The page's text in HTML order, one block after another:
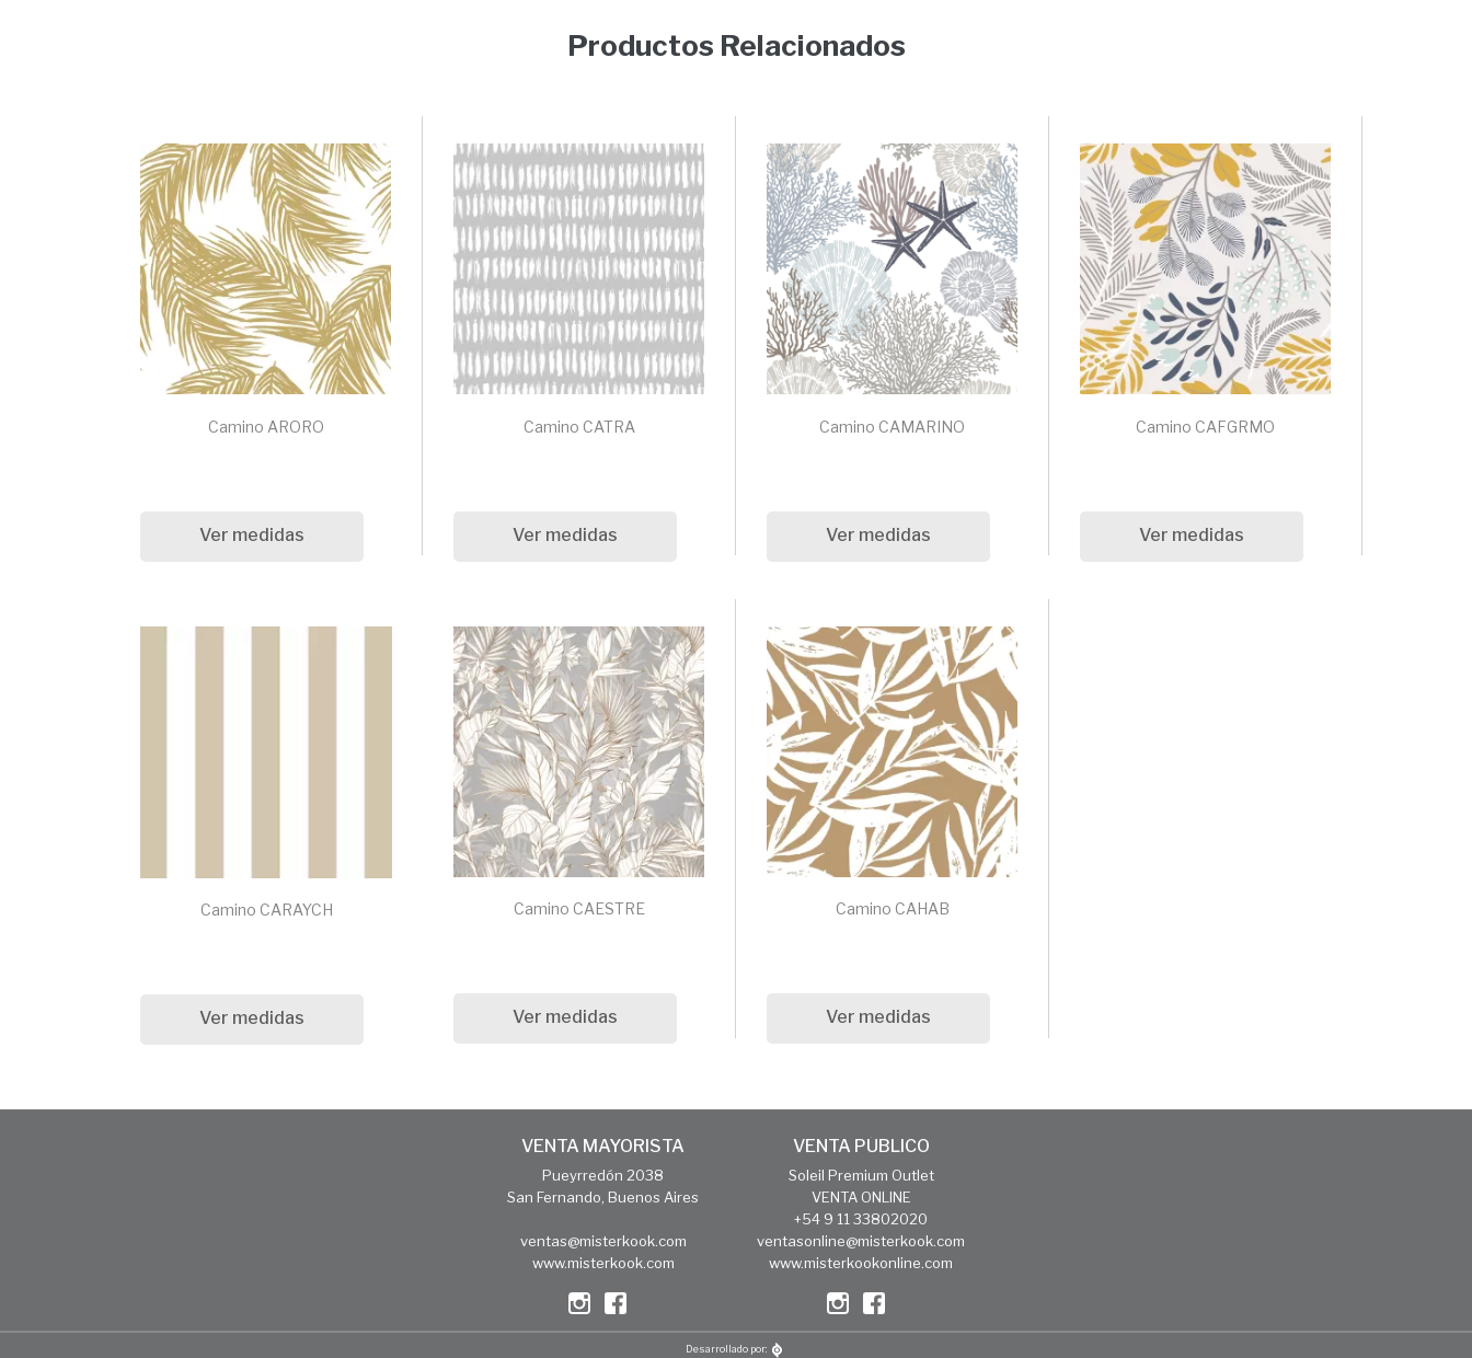
Productos Relacionados
Camino ARORO
Ver medidas
Camino CATRA
Ver medidas
Camino CAMARINO
Ver medidas
Camino CAFGRMO
Ver medidas
Camino CARAYCH
Ver medidas
Camino CAESTRE
Ver medidas
Camino CAHAB
Ver medidas
VENTA MAYORISTA
Pueyrredón 2038
San Fernando, Buenos Aires
ventas@misterkook.com
www.misterkook.com
VENTA PÚBLICO
Soleil Premium Outlet
VENTA ONLINE
+54 9 11 33802020
ventasonline@misterkook.com
www.misterkookonline.com
Desarrollado por: